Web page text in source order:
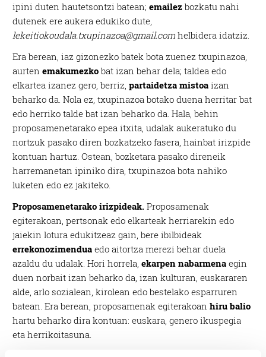
ipini duten hautetsontzi batean;emailez bozkatu nahi
dutenek ere aukera edukiko dute,
lekeitiokoudala.txupinazoa@gmail.com helbidera idatziz.
Era berean, iaz gizonezko batek bota zuenez txupinazoa,
aurtenemakumezko bat izan behar dela; taldea edo
elkartea izanez gero, berriz,partaidetza mistoa izan
beharko da. Nola ez, txupinazoa botako duena herritar bat
edo herriko talde bat izan beharko da. Hala, behin
proposamenetarako epea itxita, udalak aukeratuko du
nortzuk pasako diren bozkatzeko fasera, hainbat irizpide
kontuan hartuz. Ostean, bozketara pasako direneik
harremanetan ipiniko dira, txupinazoa bota nahiko
luketen edo ez jakiteko.
Proposamenetarako irizpideak.Proposamenak
egiterakoan, pertsonak edo elkarteak herriarekin edo
jaiekin lotura edukitzeaz gain, bere ibilbideak
errekonozimendua edo aitortza merezi behar duela
azaldu du udalak. Hori horrela,ekarpen nabarmena egin
duen norbait izan beharko da, izan kulturan, euskararen
alde, arlo sozialean, kirolean edo bestelako esparruren
batean. Era berean, proposamenak egiterakoanhiru balio
hartu beharko dira kontuan: euskara, genero ikuspegia
eta herrikoitasuna.